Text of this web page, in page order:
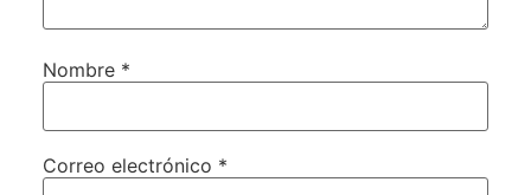
Nombre *
Correo electrónico *